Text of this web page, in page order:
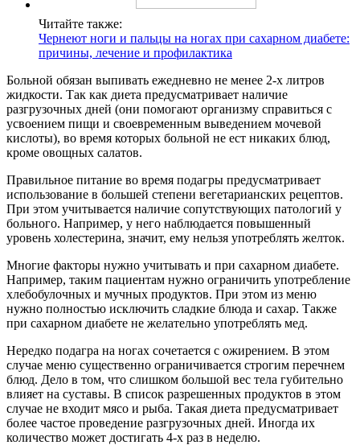
Читайте также:
Чернеют ноги и пальцы на ногах при сахарном диабете:
причины, лечение и профилактика
Больной обязан выпивать ежедневно не менее 2-х литров
жидкости. Так как диета предусматривает наличие
разгрузочных дней (они помогают организму справиться с
усвоением пищи и своевременным выведением мочевой
кислоты), во время которых больной не ест никаких блюд,
кроме овощных салатов.
Правильное питание во время подагры предусматривает
использование в большей степени вегетарианских рецептов.
При этом учитывается наличие сопутствующих патологий у
больного. Например, у него наблюдается повышенный
уровень холестерина, значит, ему нельзя употреблять желток.
Многие факторы нужно учитывать и при сахарном диабете.
Например, таким пациентам нужно ограничить употребление
хлебобулочных и мучных продуктов. При этом из меню
нужно полностью исключить сладкие блюда и сахар. Также
при сахарном диабете не желательно употреблять мед.
Нередко подагра на ногах сочетается с ожирением. В этом
случае меню существенно ограничивается строгим перечнем
блюд. Дело в том, что слишком большой вес тела губительно
влияет на суставы. В список разрешенных продуктов в этом
случае не входит мясо и рыба. Такая диета предусматривает
более частое проведение разгрузочных дней. Иногда их
количество может достигать 4-х раз в неделю.